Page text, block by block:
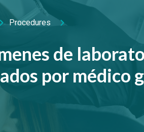
Procedures
de
por médico